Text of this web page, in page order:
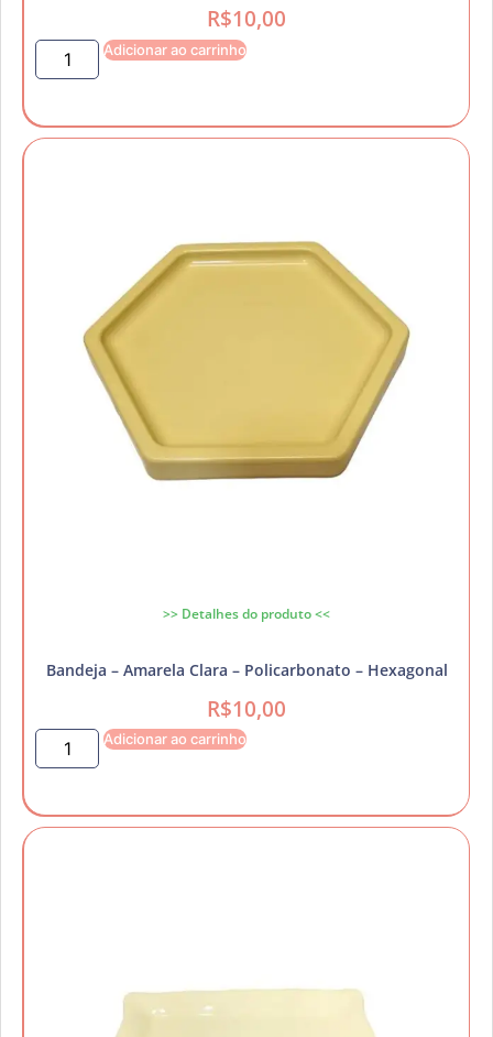
R$10,00
Adicionar ao carrinho
>> Detalhes do produto <<
Bandeja – Amarela Clara – Policarbonato – Hexagonal
R$10,00
Adicionar ao carrinho